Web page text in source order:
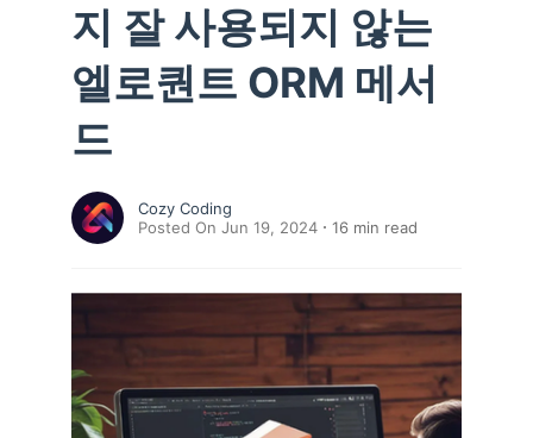
지 잘 사용되지 않는
엘로퀀트 ORM 메서
드
Cozy Coding
Posted On Jun 19, 2024
16 min read